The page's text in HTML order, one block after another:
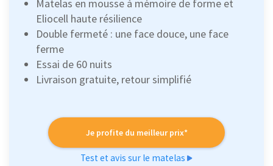
Matelas en mousse à mémoire de forme et
Eliocell haute résilience
Double fermeté : une face douce, une face
ferme
Essai de 60 nuits
Livraison gratuite, retour simplifié
Je profite du meilleur prix*
Test et avis sur le matelas